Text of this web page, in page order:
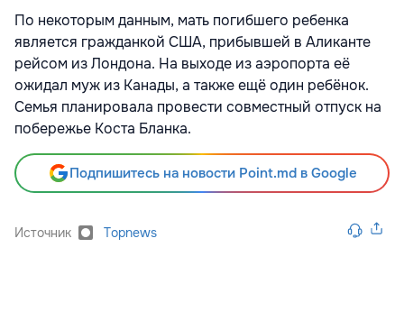
По некоторым данным, мать погибшего ребенка
является гражданкой США, прибывшей в Аликанте
рейсом из Лондона. На выходе из аэропорта её
ожидал муж из Канады, а также ещё один ребёнок.
Семья планировала провести совместный отпуск на
побережье Коста Бланка.
Подпишитесь на новости Point.md в Google
Источник Topnews